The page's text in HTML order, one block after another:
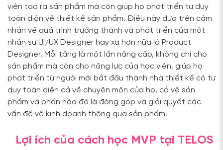
viên tạo ra sản phẩm mà còn giúp họ phát triển tư duy
toàn diện về thiết kế sản phẩm. Điều này dựa trên cảm
nhận về quá trình trưởng thành và phát triển của một
nhân sự UI/UX Designer hay xa hơn nữa là Product
Designer. Mỗi tầng là một lần nâng cấp, không chỉ cho
sản phẩm mà còn cho năng lực của học viên, giúp họ
phát triển từ người mới bắt đầu thành nhà thiết kế có tư
duy toàn diện cả về chuyên môn của họ, cả về sản
phẩm và phần nào đó là đóng góp và giải quyết các
vấn đề về kinh doanh thông qua sản phẩm.
Lợi ích của cách học MVP tại TELOS